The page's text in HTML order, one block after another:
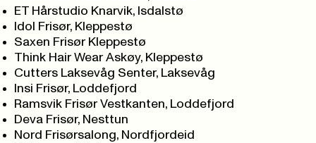
ET Hårstudio Knarvik, Isdalstø
Idol Frisør, Kleppestø
Saxen Frisør Kleppestø
Think Hair Wear Askøy, Kleppestø
Cutters Laksevåg Senter, Laksevåg
Insi Frisør, Loddefjord
Ramsvik Frisør Vestkanten, Loddefjord
Deva Frisør, Nesttun
Nord Frisørsalong, Nordfjordeid